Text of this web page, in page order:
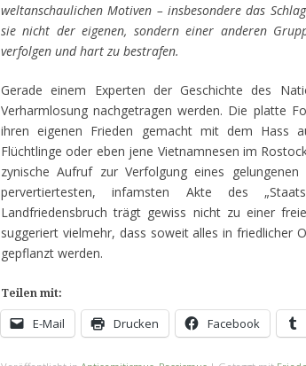
weltanschaulichen Motiven – insbesondere das
sie nicht der eigenen, sondern einer anderen
verfolgen und hart zu bestrafen.
Gerade einem Experten der Geschichte des
Verharmlosung nachgetragen werden. Die platte
ihren eigenen Frieden gemacht mit dem Hass
Flüchtlinge oder eben jene Vietnamnesen im
zynische Aufruf zur Verfolgung eines
pervertiertesten, infamsten Akte des
Landfriedensbruch trägt gewiss nicht zu einer
suggeriert vielmehr, dass soweit alles in friedlicher
gepflanzt werden.
Teilen mit:
E-Mail Drucken Facebook